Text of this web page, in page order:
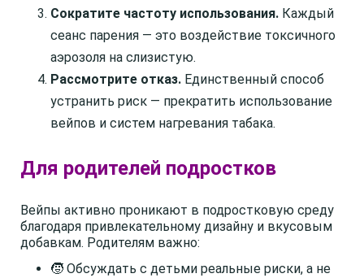
Сократите частоту использования. Каждый
сеанс парения — это воздействие токсичного
аэрозоля на слизистую.
Рассмотрите отказ. Единственный способ
устранить риск — прекратить использование
вейпов и систем нагревания табака.
Для родителей подростков
Вейпы активно проникают в подростковую среду
благодаря привлекательному дизайну и вкусовым
добавкам. Родителям важно:
🧒 Обсуждать с детьми реальные риски, а не